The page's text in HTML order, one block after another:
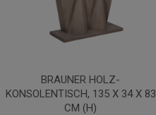
BRAUNER HOLZ-
KONSOLENTISCH, 135 X 34 X 83
CM (H)